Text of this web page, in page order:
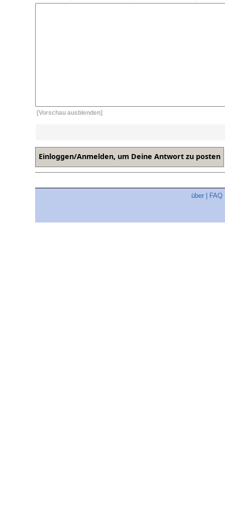
[Vorschau ausblenden]
über FAQ